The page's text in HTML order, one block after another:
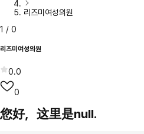
리즈미여성의원
1 / 0
리즈미여성의원
0.0
0
您好，这里是null.